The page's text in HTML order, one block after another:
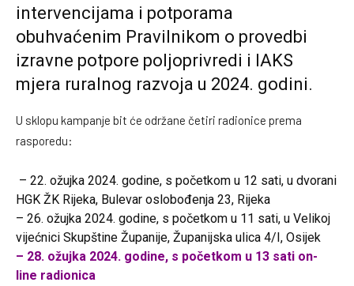
intervencijama i potporama
obuhvaćenim Pravilnikom o provedbi
izravne potpore poljoprivredi i IAKS
mjera ruralnog razvoja u 2024. godini.
U sklopu kampanje bit će održane četiri radionice prema
rasporedu:
– 22. ožujka 2024. godine, s početkom u 12 sati, u dvorani
HGK ŽK Rijeka, Bulevar oslobođenja 23, Rijeka
– 26. ožujka 2024. godine, s početkom u 11 sati, u Velikoj
vijećnici Skupštine Županije, Županijska ulica 4/I, Osijek
– 28. ožujka 2024. godine, s početkom u 13 sati on-
line radionica